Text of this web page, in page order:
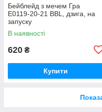
Бейблейд з мечем Гра
E0119-20-21 BBL, дзига, на
запуску
В наявності
620 ₴
Купити